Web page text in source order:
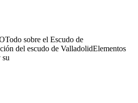
sobre el Escudo de
del escudo de ValladolidElementos
su